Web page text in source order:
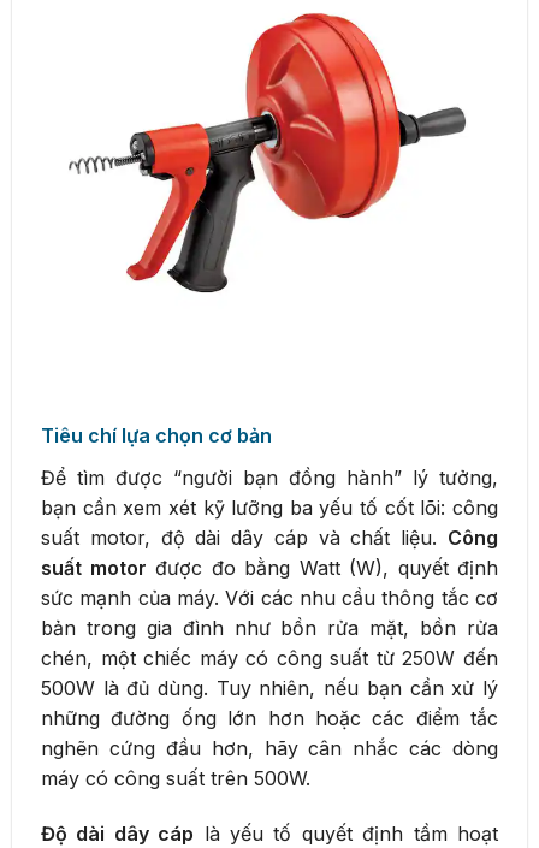
Tiêu chí lựa chọn cơ bản
Để tìm được “người bạn đồng hành” lý tưởng,
bạn cần xem xét kỹ lưỡng ba yếu tố cốt lõi: công
suất motor, độ dài dây cáp và chất liệu. Công
suất motor được đo bằng Watt (W), quyết định
sức mạnh của máy. Với các nhu cầu thông tắc cơ
bản trong gia đình như bồn rửa mặt, bồn rửa
chén, một chiếc máy có công suất từ 250W đến
500W là đủ dùng. Tuy nhiên, nếu bạn cần xử lý
những đường ống lớn hơn hoặc các điểm tắc
nghẽn cứng đầu hơn, hãy cân nhắc các dòng
máy có công suất trên 500W.
Độ dài dây cáp là yếu tố quyết định tầm hoạt